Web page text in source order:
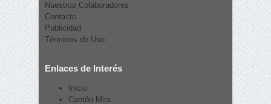
Nuestros Colaboradores
Contacto
Publicidad
Términos de Uso
Enlaces de Interés
Inicio
Cantón Mira